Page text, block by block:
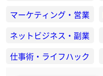
マーケティング・営業
ネットビジネス・副業
仕事術・ライフハック